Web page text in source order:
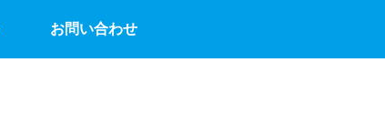
お問い合わせ